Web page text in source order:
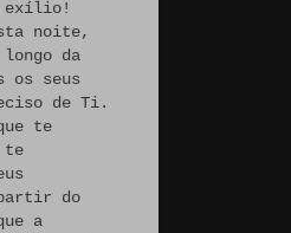
exílio!
noite,
da
os seus
de Ti.
te
te
do
a